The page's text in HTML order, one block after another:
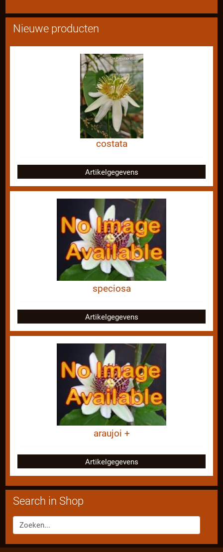
Nieuwe producten
costata
Artikelgegevens
speciosa
Artikelgegevens
araujoi +
Artikelgegevens
Search in Shop